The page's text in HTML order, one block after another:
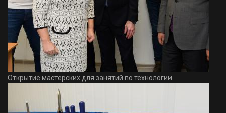
Открытие мастерских для занятий по технологии